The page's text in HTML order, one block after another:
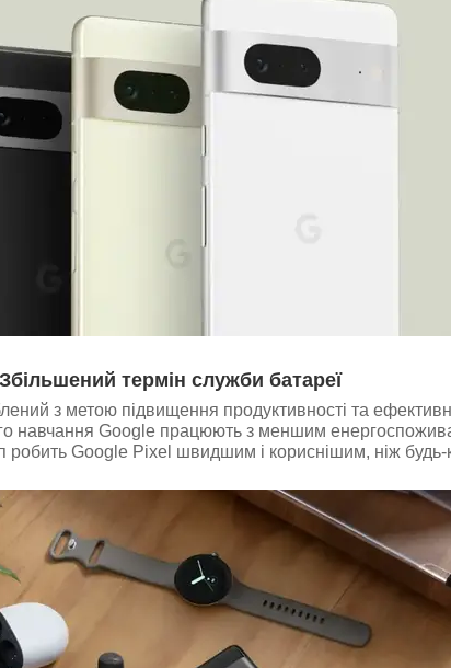
Збільшений термін служби батареї
з метою підвищення продуктивності та
Google працюють з меншим
робить Google Pixel швидшим і кориснішим, ніж будь-